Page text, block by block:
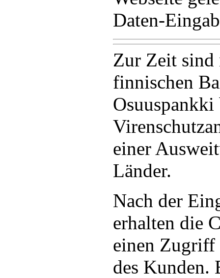
Daten-
Zur Zeit sind
finnischen
Osuuspankki
einer
Länder.
Nach der
erhalten die
einen Zugriff
des Kunden.